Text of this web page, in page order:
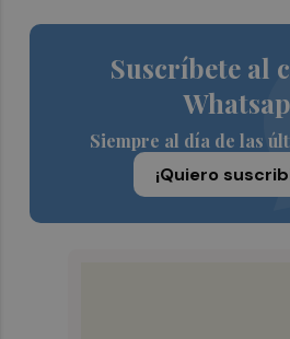
Suscríbete al
Siempre al día de las
¡Quiero